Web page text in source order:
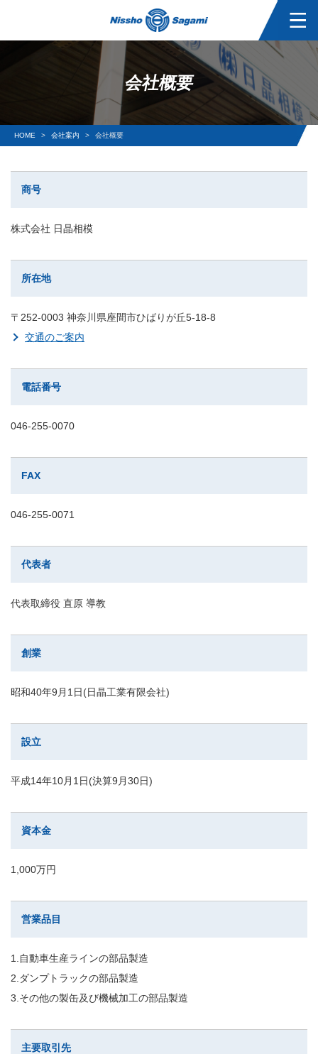
会社概要
HOME 会社案内 会社概要
商号
株式会社 日晶相模
所在地
〒252-0003 神奈川県座間市ひばりが丘5-18-8
交通のご案内
電話番号
046-255-0070
FAX
046-255-0071
代表者
代表取締役 直原 導教
創業
昭和40年9月1日(日晶工業有限会社)
設立
平成14年10月1日(決算9月30日)
資本金
1,000万円
営業品目
1.自動車生産ラインの部品製造
2.ダンプトラックの部品製造
3.その他の製缶及び機械加工の部品製造
主要取引先